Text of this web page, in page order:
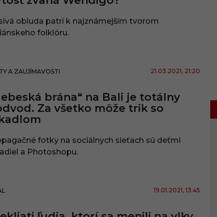
obluda patrí k najznámejším tvorom
folklóru.
A ZAUJÍMAVOSTI 21.03.2021, 21:20
brána“ na Bali je totálny
Za všetko môže trik so
fotky na sociálnych sieťach sú deťmi
a Photoshopu.
19.01.2021, 13:45